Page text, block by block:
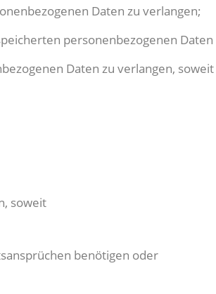
Daten zu verlangen;
personenbezogenen
Daten zu verlangen,
soweit
benötigen oder